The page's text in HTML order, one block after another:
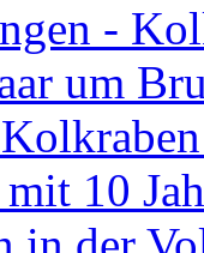
-
um
10